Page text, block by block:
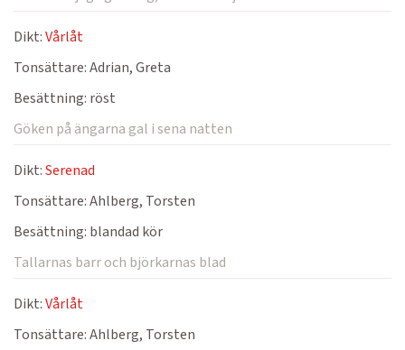
Dikt:Vårlåt
Tonsättare:Adrian, Greta
Besättning: röst
Göken på ängarna gal i sena natten
Dikt:Serenad
Tonsättare:Ahlberg, Torsten
Besättning: blandad kör
Tallarnas barr och björkarnas blad
Dikt:Vårlåt
Tonsättare:Ahlberg, Torsten